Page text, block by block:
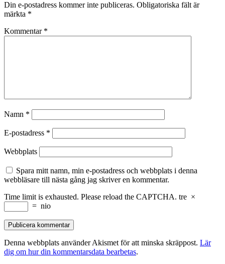
Din e-postadress kommer inte publiceras. Obligatoriska fält är
märkta *
Kommentar *
Namn *
E-postadress *
Webbplats
Spara mitt namn, min e-postadress och webbplats i denna
webbläsare till nästa gång jag skriver en kommentar.
Time limit is exhausted. Please reload the CAPTCHA. tre ×
= nio
Denna webbplats använder Akismet för att minska skräppost. Lär
dig om hur din kommentarsdata bearbetas.